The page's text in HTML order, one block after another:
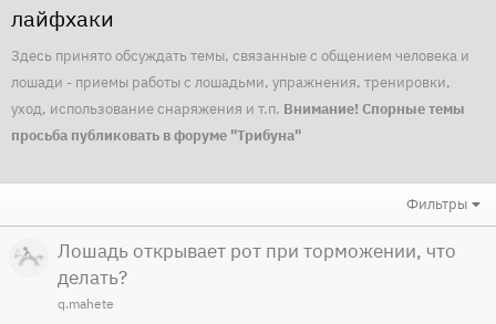
лайфхаки
Здесь принято обсуждать темы, связанные с общением человека и
лошади - приемы работы с лошадьми, упражнения, тренировки,
уход, использование снаряжения и т.п. Внимание! Спорные темы
просьба публиковать в форуме "Трибуна"
Фильтры
Лошадь открывает рот при торможении, что
делать?
q.mahete